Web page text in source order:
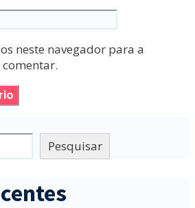
neste navegador para a
Pesquisar